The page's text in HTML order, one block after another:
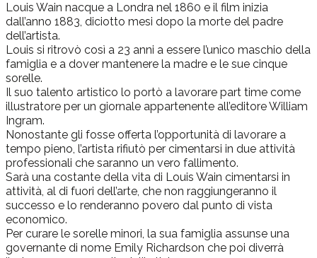
Louis Wain nacque a Londra nel 1860 e il film inizia
dall’anno 1883, diciotto mesi dopo la morte del padre
dell’artista.
Louis si ritrovò così a 23 anni a essere l’unico maschio della
famiglia e a dover mantenere la madre e le sue cinque
sorelle.
Il suo talento artistico lo portò a lavorare part time come
illustratore per un giornale appartenente all’editore William
Ingram.
Nonostante gli fosse offerta l’opportunità di lavorare a
tempo pieno, l’artista rifiutò per cimentarsi in due attività
professionali che saranno un vero fallimento.
Sarà una costante della vita di Louis Wain cimentarsi in
attività, al di fuori dell’arte, che non raggiungeranno il
successo e lo renderanno povero dal punto di vista
economico.
Per curare le sorelle minori, la sua famiglia assunse una
governante di nome Emily Richardson che poi diverrà